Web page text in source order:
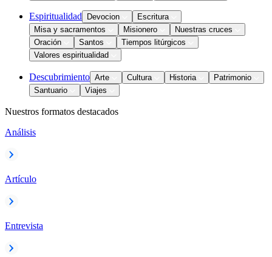
Espiritualidad Devocion
Escritura
Misa y sacramentos
Misionero
Nuestras cruces
Oración
Santos
Tiempos litúrgicos
Valores espiritualidad
Descubrimiento Arte Cultura Historia
Patrimonio
Santuario
Viajes
Nuestros formatos destacados
Análisis
Artículo
Entrevista